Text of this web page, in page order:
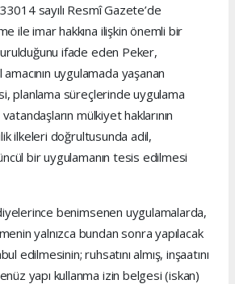
sayılı Resmî Gazete’de
ile imar hakkına ilişkin önemli bir
ifade eden Peker,
uygulamada yaşanan
planlama süreçlerinde uygulama
mülkiyet haklarının
ilkeleri doğrultusunda adil,
bir uygulamanın tesis edilmesi
benimsenen uygulamalarda,
yalnızca bundan sonra yapılacak
edilmesinin; ruhsatını almış, inşaatını
yapı kullanma izin belgesi (iskan)